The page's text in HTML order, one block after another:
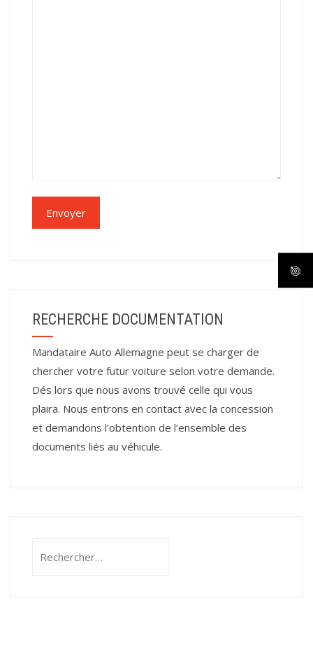
RECHERCHE DOCUMENTATION
Mandataire Auto Allemagne peut se charger de
chercher votre futur voiture selon votre demande.
Dés lors que nous avons trouvé celle qui vous
plaira. Nous entrons en contact avec la concession
et demandons l’obtention de l’ensemble des
documents liés au véhicule.